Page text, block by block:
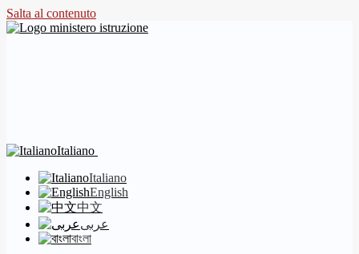
Salta al contenuto
Italiano
Italiano
English
中文
عربى
বাংলা